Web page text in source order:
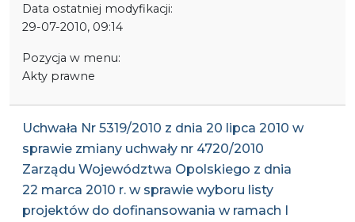
Data ostatniej modyfikacji:
29-07-2010, 09:14
Pozycja w menu:
Akty prawne
Uchwała Nr 5319/2010 z dnia 20 lipca 2010 w
sprawie zmiany uchwały nr 4720/2010
Zarządu Województwa Opolskiego z dnia
22 marca 2010 r. w sprawie wyboru listy
projektów do dofinansowania w ramach I